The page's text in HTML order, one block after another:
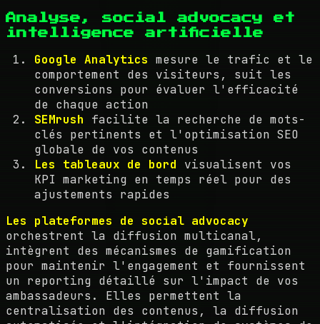
Analyse, social advocacy et
intelligence artificielle
Google Analytics mesure le trafic et le
comportement des visiteurs, suit les
conversions pour évaluer l'efficacité
de chaque action
SEMrush facilite la recherche de mots-
clés pertinents et l'optimisation SEO
globale de vos contenus
Les tableaux de bord visualisent vos
KPI marketing en temps réel pour des
ajustements rapides
Les plateformes de social advocacy
orchestrent la diffusion multicanal,
intègrent des mécanismes de gamification
pour maintenir l'engagement et fournissent
un reporting détaillé sur l'impact de vos
ambassadeurs. Elles permettent la
centralisation des contenus, la diffusion